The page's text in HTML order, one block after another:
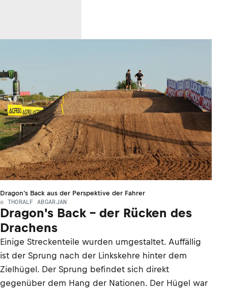
Dragon's Back aus der Perspektive der Fahrer
© THORALF ABGARJAN
Dragon's Back - der Rücken des
Drachens
Einige Streckenteile wurden umgestaltet. Auffällig
ist der Sprung nach der Linkskehre hinter dem
Zielhügel. Der Sprung befindet sich direkt
gegenüber dem Hang der Nationen. Der Hügel war